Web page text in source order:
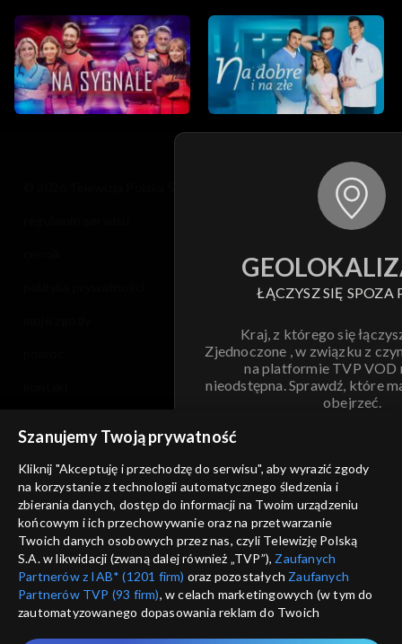
ŁĄCZYSZ SIĘ SPOZA
Kraj, z którego się
Zjednoczone , w związku z
na platformie TVP VOD
nieodstępna. Sprawdź, które
obejrzeć.
ANULUJ
informacje o dostawcy usług
Szanujemy Twoją prywatność
Kliknij "Akceptuję i przechodzę do serwisu", aby wyrazić zgody
na korzystanie z technologii automatycznego śledzenia i
zbierania danych, dostęp do informacji na Twoim urządzeniu
końcowym i ich przechowywanie oraz na przetwarzanie
Twoich danych osobowych przez nas, czyli Telewizję Polską
S.A. w likwidacji (zwaną dalej również „TVP”), Zaufanych
Partnerów z IAB* (1201 firm) oraz pozostałych Zaufanych
Partnerów TVP (93 firm), w celach marketingowych (w tym do
zautomatyzowanego dopasowania reklam do Twoich